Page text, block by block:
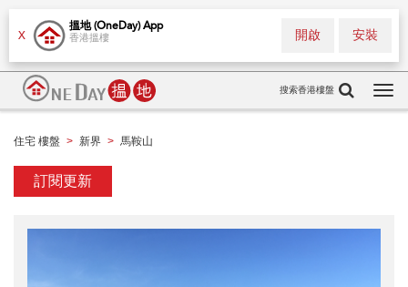
X
搵地 (OneDay) App
香港搵樓 安裝
開啟
搜索香港樓盤
住宅 樓盤 > 新界 > 馬鞍山
訂閱更新